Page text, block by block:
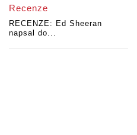
Recenze
RECENZE: Ed Sheeran
napsal do...